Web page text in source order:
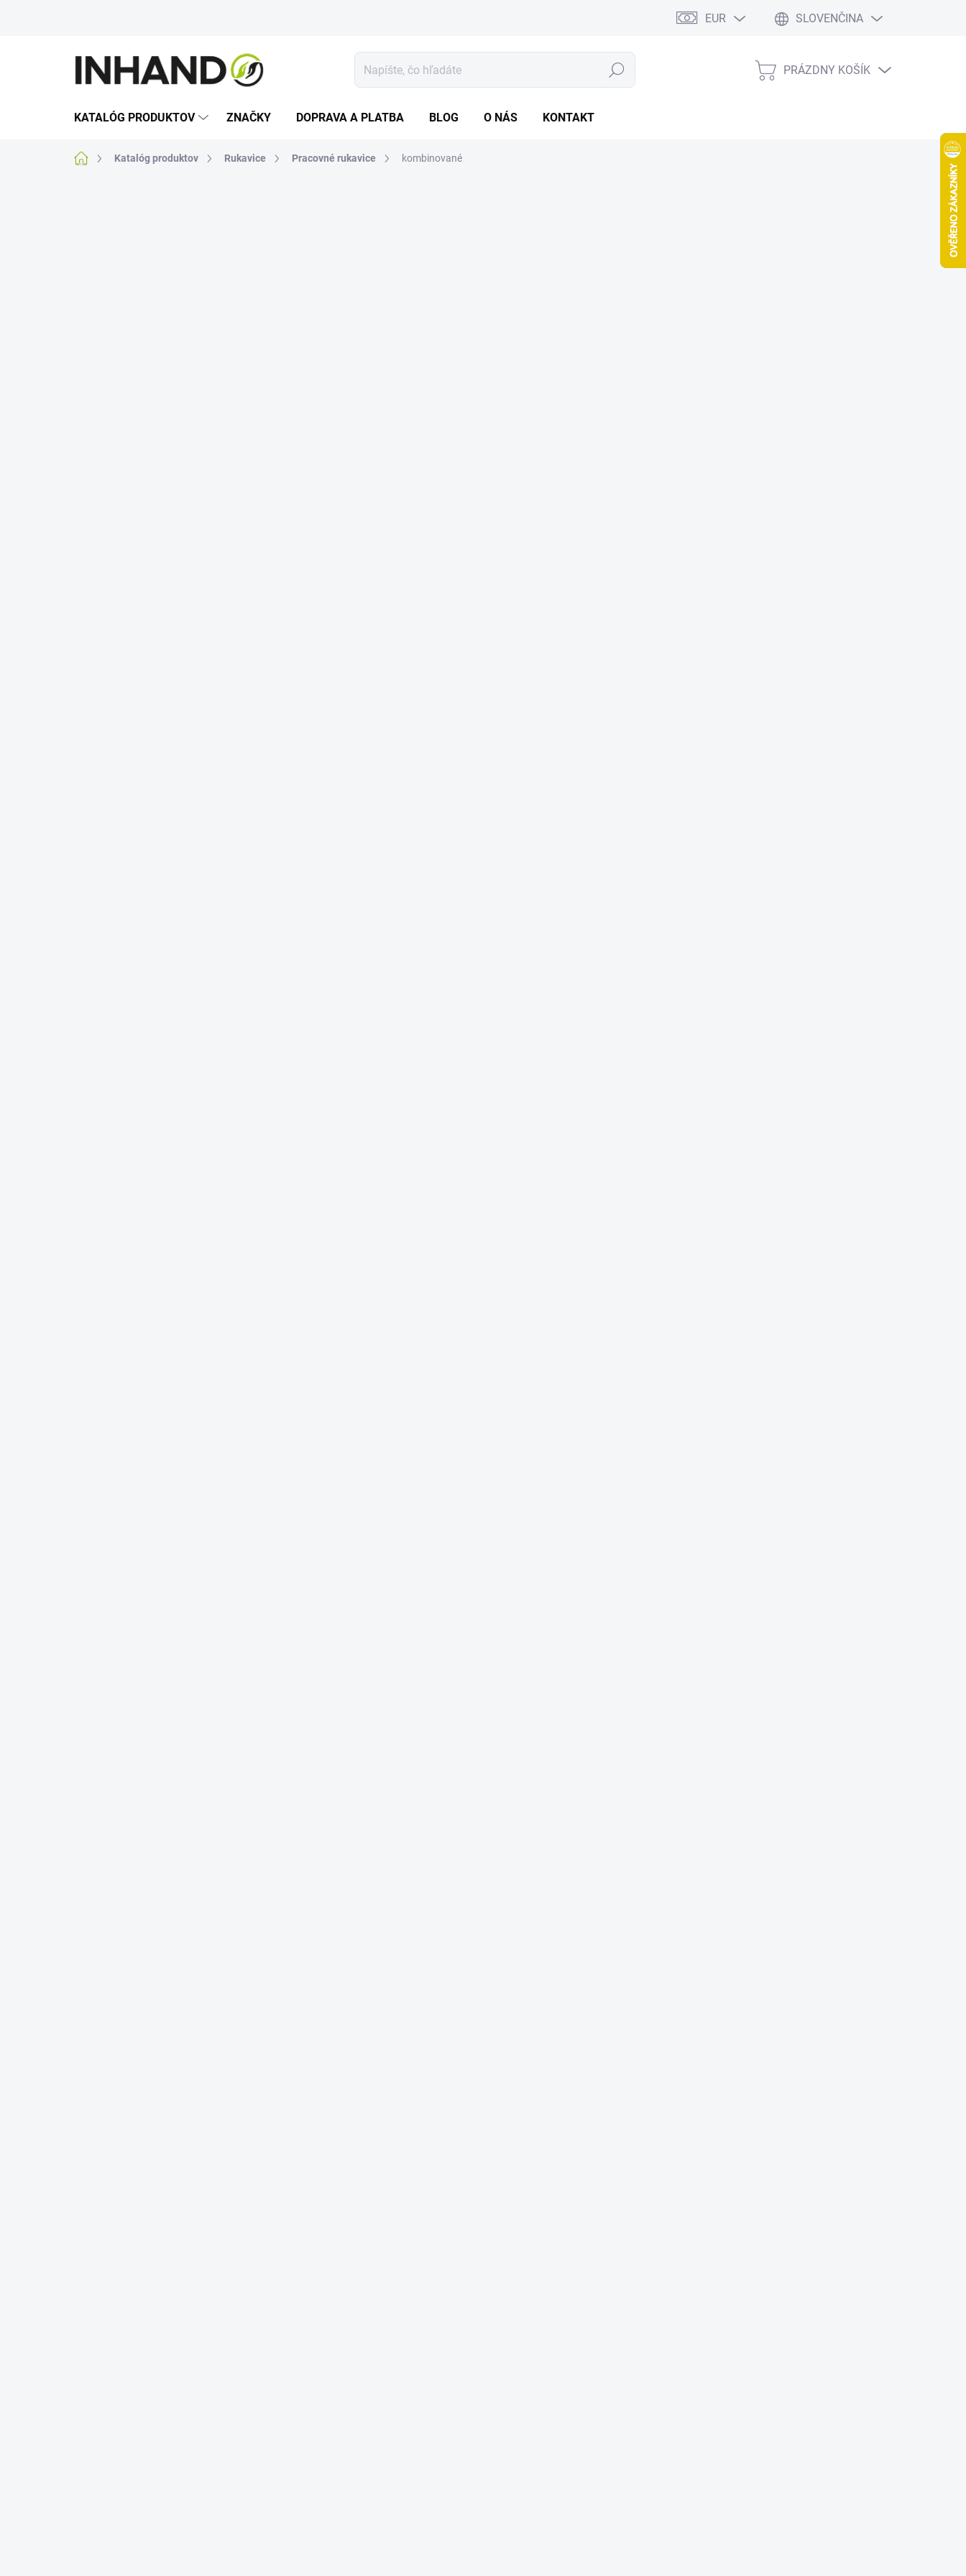
EUR SLOVENČINA
Hľadať
NÁKUPNÝ
PRÁZDNY KOŠÍK
KATALÓG PRODUKTOV ZNAČKY DOPRAVA A PLATBA BLOG O NÁS KONTAKT
DomovKatalóg produktov Rukavice Pracovné rukavice kombinované